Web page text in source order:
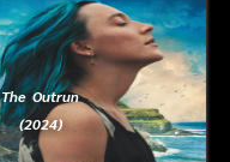
The Outrun
(2024)